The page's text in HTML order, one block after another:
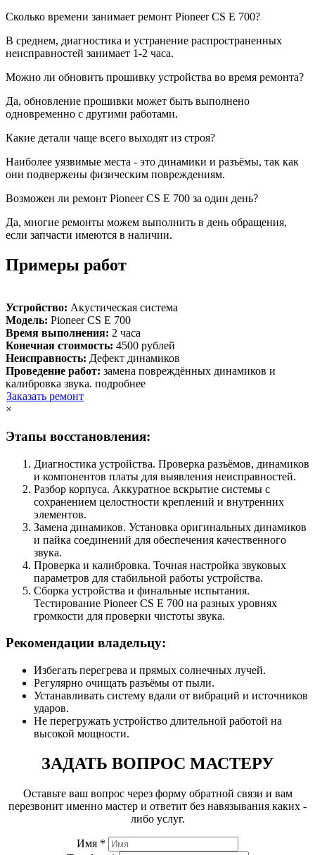
Сколько времени занимает ремонт Pioneer CS E 700?
В среднем, диагностика и устранение распространенных
неисправностей занимает 1-2 часа.
Можно ли обновить прошивку устройства во время ремонта?
Да, обновление прошивки может быть выполнено
одновременно с другими работами.
Какие детали чаще всего выходят из строя?
Наиболее уязвимые места - это динамики и разъёмы, так как
они подвержены физическим повреждениям.
Возможен ли ремонт Pioneer CS E 700 за один день?
Да, многие ремонты можем выполнить в день обращения,
если запчасти имеются в наличии.
Примеры работ
Устройство: Акустическая система
Модель: Pioneer CS E 700
Время выполнения: 2 часа
Конечная стоимость: 4500 рублей
Неисправность: Дефект динамиков
Проведение работ: замена повреждённых динамиков и
калибровка звука. подробнее
Заказать ремонт
×
Этапы восстановления:
Диагностика устройства. Проверка разъёмов, динамиков
и компонентов платы для выявления неисправностей.
Разбор корпуса. Аккуратное вскрытие системы с
сохранением целостности креплений и внутренних
элементов.
Замена динамиков. Установка оригинальных динамиков
и пайка соединений для обеспечения качественного
звука.
Проверка и калибровка. Точная настройка звуковых
параметров для стабильной работы устройства.
Сборка устройства и финальные испытания.
Тестирование Pioneer CS E 700 на разных уровнях
громкости для проверки чистоты звука.
Рекомендации владельцу:
Избегать перегрева и прямых солнечных лучей.
Регулярно очищать разъёмы от пыли.
Устанавливать систему вдали от вибраций и источников
ударов.
Не перегружать устройство длительной работой на
высокой мощности.
ЗАДАТЬ ВОПРОС МАСТЕРУ
Оставьте ваш вопрос через форму обратной связи и вам
перезвонит именно мастер и ответит без навязывания каких -
либо услуг.
Имя *